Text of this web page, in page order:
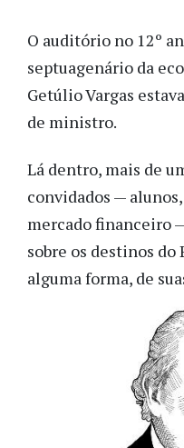
O auditório no 12º
septuagenário da
Getúlio Vargas
de ministro.
Lá dentro, mais de
convidados —
mercado financeiro
sobre os destinos do
alguma forma, de